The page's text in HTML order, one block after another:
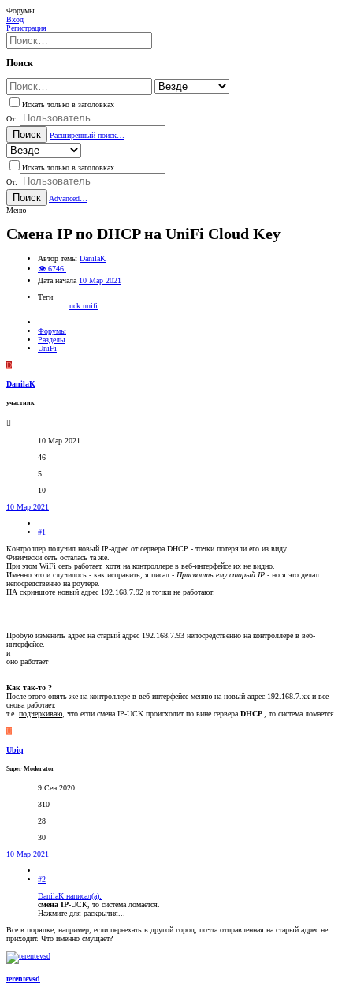
Форумы
Вход
Регистрация
Поиск
Искать только в заголовках
От:
Поиск Расширенный поиск…
Искать только в заголовках
От:
Поиск
Advanced…
Меню
Смена IP по DHCP на UniFi Cloud Key
Автор темы DanilaK
👁 6746
Дата начала 10 Мар 2021
Теги
uck unifi
Форумы
Разделы
UniFi
D
DanilaK
участник
10 Мар 2021
46
5
10
10 Мар 2021
#1
Контроллер получил новый IP-адрес от сервера DHCP - точки потеряли его из виду
Физически сеть осталась та же.
При этом WiFi сеть работает, хотя на контроллере в веб-интерфейсе их не видно.
Именно это и случилось - как исправить, я писал - Присвоить ему старый IP - но я это делал
непосредственно на роутере.
НА скриншоте новый адрес 192.168.7.92 и точки не работают:
Пробую изменить адрес на старый адрес 192.168.7.93 непосредственно на контроллере в веб-
интерфейсе.
и
оно работает
Как так-то ?
После этого опять же на контроллере в веб-интерфейсе меняю на новый адрес 192.168.7.xx и все
снова работает.
т.е. подчеркиваю , что если смена IP-UCK происходит по вине сервера DHCP
, то система ломается.
U
Ubiq
Super Moderator
9 Сен 2020
310
28
30
10 Мар 2021
#2
DanilaK написал(а):
смена IP-UCK, то система ломается.
Нажмите для раскрытия...
Все в порядке, например, если переехать в другой город, почта отправленная на старый адрес не
приходит. Что именно смущает?
terentevsd